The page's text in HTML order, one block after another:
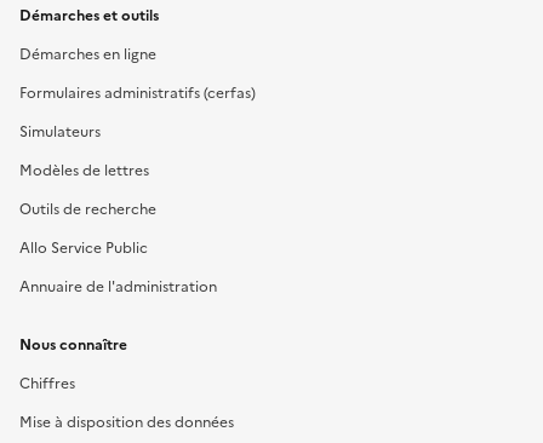
Démarches et outils
Démarches en ligne
Formulaires administratifs (cerfas)
Simulateurs
Modèles de lettres
Outils de recherche
Allo Service Public
Annuaire de l'administration
Nous connaître
Chiffres
Mise à disposition des données